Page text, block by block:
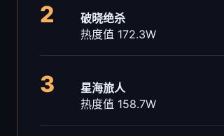
2
破晓绝杀
热度值 172.3W
3
星海旅人
热度值 158.7W